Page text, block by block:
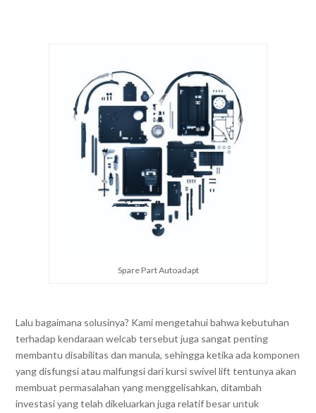
Spare Part Autoadapt
Lalu bagaimana solusinya? Kami mengetahui bahwa kebutuhan
terhadap kendaraan welcab tersebut juga sangat penting
membantu disabilitas dan manula, sehingga ketika ada komponen
yang disfungsi atau malfungsi dari kursi swivel lift tentunya akan
membuat permasalahan yang menggelisahkan, ditambah
investasi yang telah dikeluarkan juga relatif besar untuk